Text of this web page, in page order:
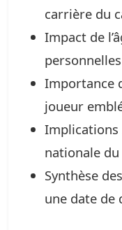
carrière du
Impact de
Importance
joueur
Implications
nationale
Synthèse
une date de